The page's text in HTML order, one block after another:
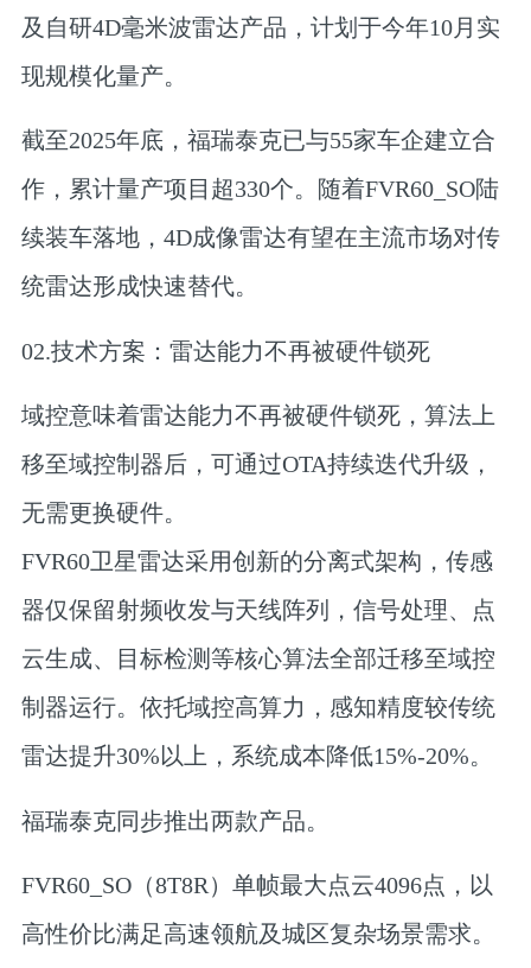
及自研4D毫米波雷达产品，计划于今年10月实
现规模化量产。
截至2025年底，福瑞泰克已与55家车企建立合
作，累计量产项目超330个。随着FVR60_SO陆
续装车落地，4D成像雷达有望在主流市场对传
统雷达形成快速替代。
02.技术方案：雷达能力不再被硬件锁死
域控意味着雷达能力不再被硬件锁死，算法上
移至域控制器后，可通过OTA持续迭代升级，
无需更换硬件。
FVR60卫星雷达采用创新的分离式架构，传感
器仅保留射频收发与天线阵列，信号处理、点
云生成、目标检测等核心算法全部迁移至域控
制器运行。依托域控高算力，感知精度较传统
雷达提升30%以上，系统成本降低15%-20%。
福瑞泰克同步推出两款产品。
FVR60_SO（8T8R）单帧最大点云4096点，以
高性价比满足高速领航及城区复杂场景需求。